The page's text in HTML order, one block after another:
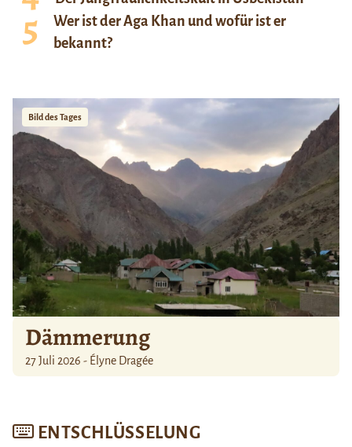
Wer ist der Aga Khan und wofür ist er
bekannt?
Bild des Tages
Dämmerung
27 Juli 2026 - Élyne Dragée
ENTSCHLÜSSELUNG